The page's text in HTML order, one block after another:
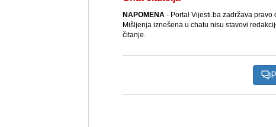
NAPOMENA- Portal Vijesti.ba zadržava pravo
Mišljenja iznešena u chatu nisu stavovi
čitanje.